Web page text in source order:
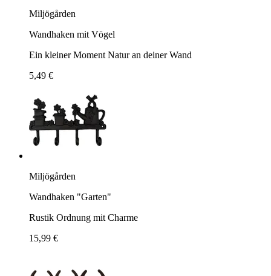
Miljögården
Wandhaken mit Vögel
Ein kleiner Moment Natur an deiner Wand
5,49 €
Miljögården
Wandhaken "Garten"
Rustik Ordnung mit Charme
15,99 €